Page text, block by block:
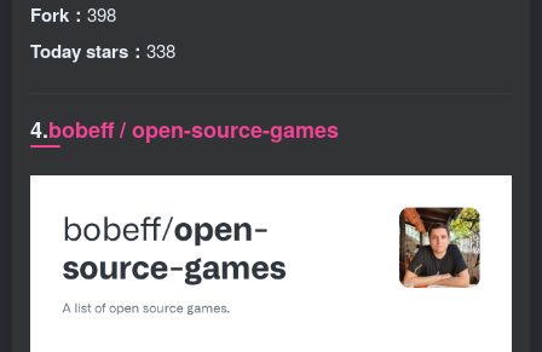
Fork： 398
Today stars： 338
4.bobeff / open-source-games